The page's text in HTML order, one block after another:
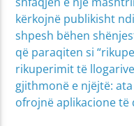
kërkojnë publikisht
shpesh bëhen
që paraqiten si
rikuperimit të
gjithmonë e njëjtë:
ofrojnë aplikacione të